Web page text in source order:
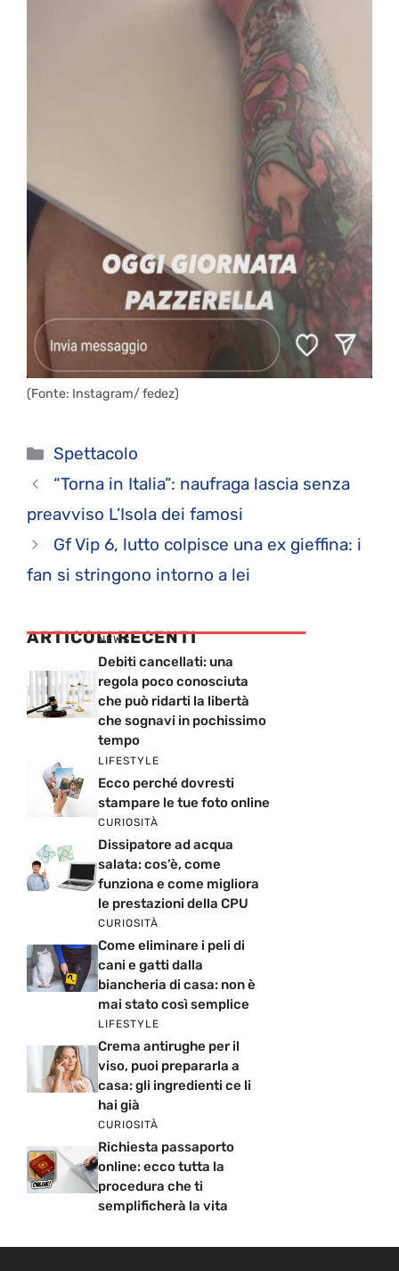
(Fonte: Instagram/ fedez)
Categorie
Spettacolo
“Torna in Italia”: naufraga lascia senza
preavviso L’Isola dei famosi
Gf Vip 6, lutto colpisce una ex gieffina: i
fan si stringono intorno a lei
ARTICOLI RECENTI
NEWS
Debiti cancellati: una
regola poco conosciuta
che può ridarti la libertà
che sognavi in pochissimo
tempo
LIFESTYLE
Ecco perché dovresti
stampare le tue foto online
CURIOSITÀ
Dissipatore ad acqua
salata: cos’è, come
funziona e come migliora
le prestazioni della CPU
CURIOSITÀ
Come eliminare i peli di
cani e gatti dalla
biancheria di casa: non è
mai stato così semplice
LIFESTYLE
Crema antirughe per il
viso, puoi prepararla a
casa: gli ingredienti ce li
hai già
CURIOSITÀ
Richiesta passaporto
online: ecco tutta la
procedura che ti
semplificherà la vita